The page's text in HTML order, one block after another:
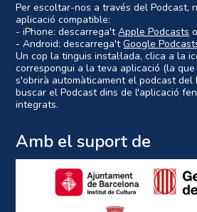
Per escoltar-nos a través del Podcast,
aplicació compatible:
- iPhone: descarrega'tApple Podcasts
- Android: descarrega'tGoogle
Un cop la tinguis instal·lada, clica a la
correspongui a la teva aplicació (la que
s'obrirà automàticament el podcast del
buscar el Podcast dins de l'aplicació
integrats.
Amb el suport de